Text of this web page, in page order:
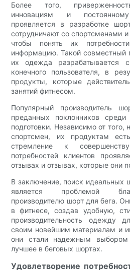
Более того,
инновациям и постоянному
проявляется в разработке
сотрудничают со спортсменами
чтобы понять их
информацию. Такой совместный
их одежда разрабатывается
конечного пользователя, в
продукты, которые
занятий фитнесом.
Популярный производитель
преданных поклонников
подготовки. Независимо от
спортсмен, их продуктам
стремление к
потребностей клиентов
отзывах и отзывах, которые они
В заключение, поиск идеальных
является проблемой
производителю шорт для бега.
в фитнесе, создав удобную,
производительность одежду
своим новейшим материалам и
они стали надежным
лучшее в беговых шортах.
Удовлетворение